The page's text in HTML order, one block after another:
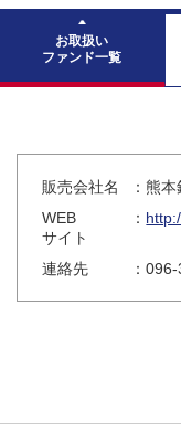
お取扱い
ファンド一覧
販売会社名
：熊
WEB
サイト
：
連絡先 ：